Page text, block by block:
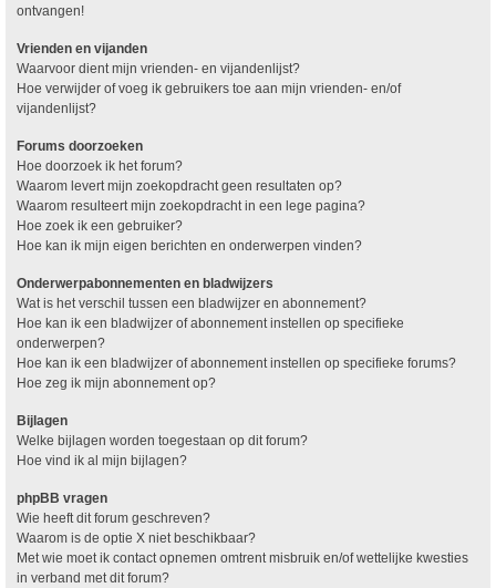
ontvangen!
Vrienden en vijanden
Waarvoor dient mijn vrienden- en vijandenlijst?
Hoe verwijder of voeg ik gebruikers toe aan mijn vrienden- en/of
vijandenlijst?
Forums doorzoeken
Hoe doorzoek ik het forum?
Waarom levert mijn zoekopdracht geen resultaten op?
Waarom resulteert mijn zoekopdracht in een lege pagina?
Hoe zoek ik een gebruiker?
Hoe kan ik mijn eigen berichten en onderwerpen vinden?
Onderwerpabonnementen en bladwijzers
Wat is het verschil tussen een bladwijzer en abonnement?
Hoe kan ik een bladwijzer of abonnement instellen op specifieke
onderwerpen?
Hoe kan ik een bladwijzer of abonnement instellen op specifieke forums?
Hoe zeg ik mijn abonnement op?
Bijlagen
Welke bijlagen worden toegestaan op dit forum?
Hoe vind ik al mijn bijlagen?
phpBB vragen
Wie heeft dit forum geschreven?
Waarom is de optie X niet beschikbaar?
Met wie moet ik contact opnemen omtrent misbruik en/of wettelijke kwesties
in verband met dit forum?